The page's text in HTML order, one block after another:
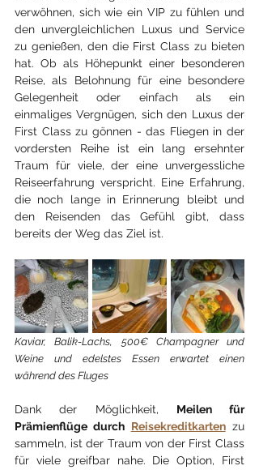
verwöhnen, sich wie ein VIP zu fühlen und
den unvergleichlichen Luxus und Service
zu genießen, den die First Class zu bieten
hat. Ob als Höhepunkt einer besonderen
Reise, als Belohnung für eine besondere
Gelegenheit oder einfach als ein
einmaliges Vergnügen, sich den Luxus der
First Class zu gönnen - das Fliegen in der
vordersten Reihe ist ein lang ersehnter
Traum für viele, der eine unvergessliche
Reiseerfahrung verspricht. Eine Erfahrung,
die noch lange in Erinnerung bleibt und
den Reisenden das Gefühl gibt, dass
bereits der Weg das Ziel ist.
Kaviar, Balik-Lachs, 500€ Champagner und
Weine und edelstes Essen erwartet einen
während des Fluges
Dank der Möglichkeit, Meilen für
Prämienflüge durch Reisekreditkarten zu
sammeln, ist der Traum von der First Class
für viele greifbar nahe. Die Option, First